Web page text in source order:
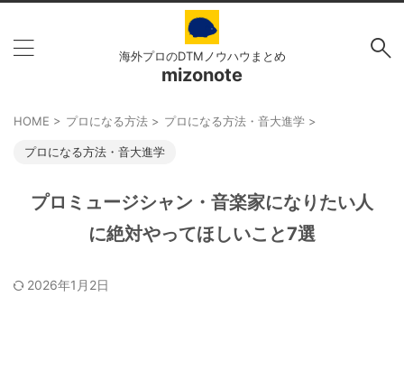
海外プロのDTMノウハウまとめ
mizonote
HOME > プロになる方法 > プロになる方法・音大進学 >
プロになる方法・音大進学
プロミュージシャン・音楽家になりたい人
に絶対やってほしいこと7選
2026年1月2日